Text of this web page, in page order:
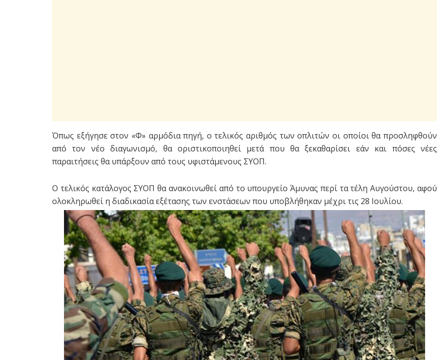
Όπως εξήγησε στον «Φ» αρμόδια πηγή, ο τελικός αριθμός των οπλιτών οι οποίοι θα προσληφθούν
από τον νέο διαγωνισμό, θα οριστικοποιηθεί μετά που θα ξεκαθαρίσει εάν και πόσες νέες
παραιτήσεις θα υπάρξουν από τους υφιστάμενους ΣΥΟΠ.
Ο τελικός κατάλογος ΣΥΟΠ θα ανακοινωθεί από το υπουργείο Άμυνας περί τα τέλη Αυγούστου, αφού
ολοκληρωθεί η διαδικασία εξέτασης των ενστάσεων που υποβλήθηκαν μέχρι τις 28 Ιουλίου.